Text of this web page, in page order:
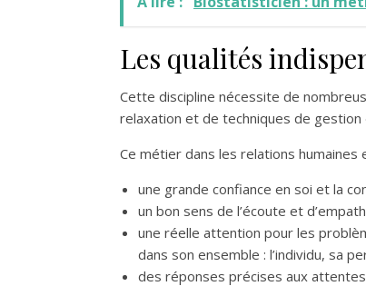
Les qualités
Cette discipline nécessite de
relaxation et de techniques de
Ce métier dans les relations humaines
une grande confiance en soi et la
un bon sens de l’écoute et
une réelle attention pour les
dans son ensemble : l’individu, sa
des réponses précises aux